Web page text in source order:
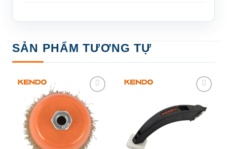
SẢN PHẨM TƯƠNG TỰ
wishlist
wishlist